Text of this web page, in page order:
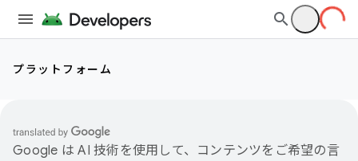
プラットフォーム
Google は AI 技術を使用して、コンテンツをご希望の言